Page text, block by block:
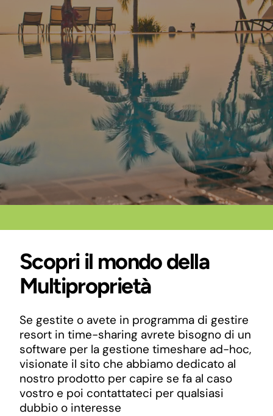
Scopri il mondo della
Multiproprietà
Se gestite o avete in programma di gestire
resort in time-sharing avrete bisogno di un
software per la gestione timeshare ad-hoc,
visionate il sito che abbiamo dedicato al
nostro prodotto per capire se fa al caso
vostro e poi contattateci per qualsiasi
dubbio o interesse